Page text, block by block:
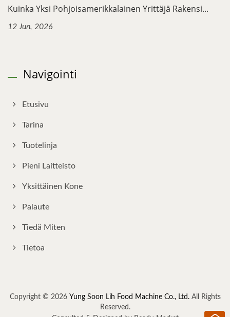
Kuinka Yksi Pohjoisamerikkalainen Yrittäjä Rakensi...
12 Jun, 2026
Navigointi
Etusivu
Tarina
Tuotelinja
Pieni Laitteisto
Yksittäinen Kone
Palaute
Tiedä Miten
Tietoa
Copyright © 2026 Yung Soon Lih Food Machine Co., Ltd.All Rights
Reserved.